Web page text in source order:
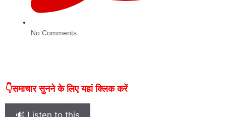
No Comments
👇समाचार सुनने के लिए यहां क्लिक करें
🔊 Listen to this